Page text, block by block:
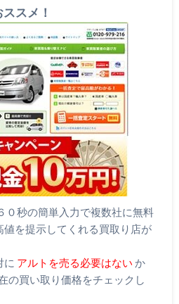
スメ！
０秒の簡単入力で複数社に無料
を提示してくれる買取り店が
に アルトを売る必要はない か
の買い取り価格をチェックし